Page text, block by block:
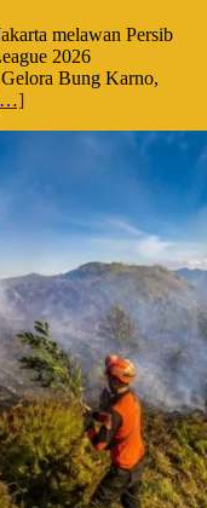
melawan Persib
2026
Bung Karno,